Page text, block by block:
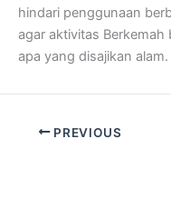
hindari penggunaan
agar aktivitas
apa yang disajikan alam.
PREVIOUS